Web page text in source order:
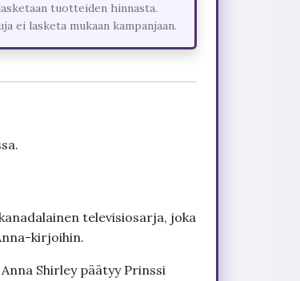
tuotteiden hinnasta.
ei lasketa mukaan kampanjaan.
televisiosarja, joka
kirjoihin.
Shirley päätyy Prinssi